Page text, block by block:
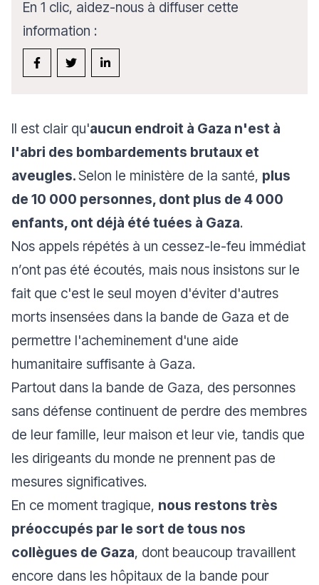
En 1 clic, aidez-nous à diffuser cette
information :
Il est clair qu'aucun endroit à Gaza n'est à
l'abri des bombardements brutaux et
aveugles.Selon le ministère de la santé, plus
de 10 000 personnes, dont plus de 4 000
enfants, ont déjà été tuées à Gaza.
Nos appels répétés à un cessez-le-feu immédiat
n’ont pas été écoutés, mais nous insistons sur le
fait que c'est le seul moyen d'éviter d'autres
morts insensées dans la bande de Gaza et de
permettre l'acheminement d'une aide
humanitaire suffisante à Gaza.
Partout dans la bande de Gaza, des personnes
sans défense continuent de perdre des membres
de leur famille, leur maison et leur vie, tandis que
les dirigeants du monde ne prennent pas de
mesures significatives.
En ce moment tragique, nous restons très
préoccupés par le sort de tous nos
collègues de Gaza, dont beaucoup travaillent
encore dans les hôpitaux de la bande pour